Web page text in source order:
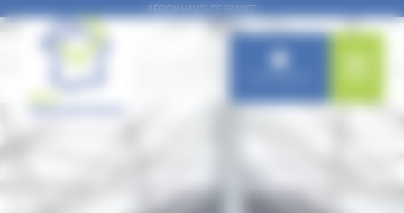
Panneau de gestion des cookies
Connexion
RÉGION HAUTS-DE-FRANCE